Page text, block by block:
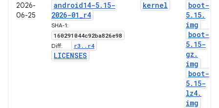
2026-
06-25
android14-5. 15-
2026-01_r4
SHA-1:
160291044c92ba826e98
Diff: r3 . . r4
LICENSES
kernel
boot-
5. 15.
img
boot-
5. 15-
gz .
img
boot-
5. 15-
lz4.
img